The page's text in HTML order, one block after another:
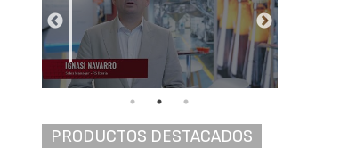
PRODUCTOS DESTACADOS